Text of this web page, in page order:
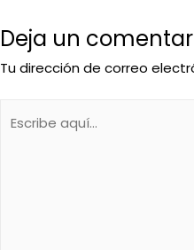
Deja un
Tu dirección de correo